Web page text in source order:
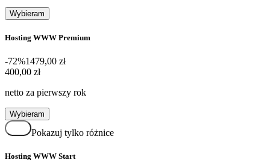
Wybieram
Hosting WWW Premium
-72%1479,00 zł
400,00 zł
400,00 zł
netto za pierwszy rok
Wybieram
Pokazuj tylko różnice
Hosting WWW Start